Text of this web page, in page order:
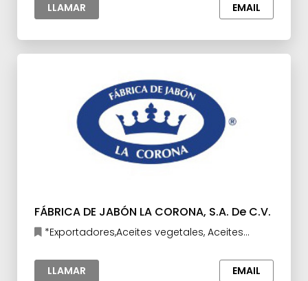
LLAMAR
EMAIL
FÁBRICA DE JABÓN LA CORONA, S.A. De C.V.
*Exportadores,Aceites vegetales, Aceites
y Cosméticos
LLAMAR
EMAIL